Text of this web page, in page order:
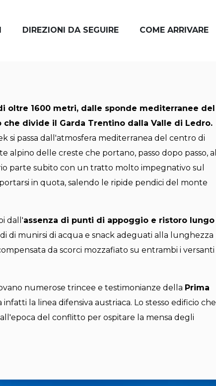
DIREZIONI DA SEGUIRE COME ARRIVARE
oltre 1600 metri, dalle sponde mediterranee del
che divide il Garda Trentino dalla Valle di Ledro.
si passa dall'atmosfera mediterranea del centro di
alpino delle creste che portano, passo dopo passo, al
parte subito con un tratto molto impegnativo sul
in quota, salendo le ripide pendici del monte
dall'assenza di punti di appoggio e ristoro lungo
di munirsi di acqua e snack adeguati alla lunghezza
da scorci mozzafiato su entrambi i versanti
numerose trincee e testimonianze della Prima
infatti la linea difensiva austriaca. Lo stesso edificio che
del conflitto per ospitare la mensa degli